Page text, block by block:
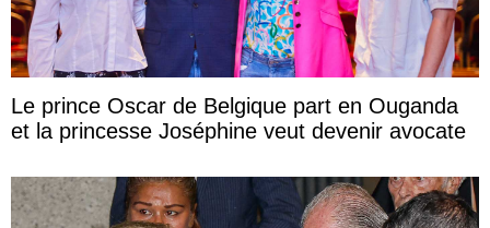
Le prince Oscar de Belgique part en Ouganda
et la princesse Joséphine veut devenir avocate